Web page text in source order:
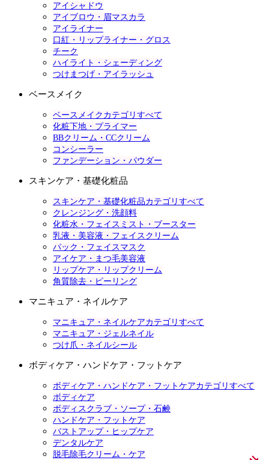
アイシャドウ
アイブロウ・眉マスカラ
アイライナー
口紅・リップライナー・グロス
チーク
ハイライト・シェーディング
つけまつげ・アイラッシュ
ベースメイク
ベースメイクカテゴリすべて
化粧下地・プライマー
BBクリーム・CCクリーム
コンシーラー
ファンデーション・パウダー
スキンケア・基礎化粧品
スキンケア・基礎化粧品カテゴリすべて
クレンジング・洗顔料
化粧水・フェイスミスト・ブースター
乳液・美容液・フェイスクリーム
パック・フェイスマスク
アイケア・まつ毛美容液
リップケア・リップクリーム
角質除去・ピーリング
マニキュア・ネイルケア
マニキュア・ネイルケアカテゴリすべて
マニキュア・ジェルネイル
つけ爪・ネイルシール
ボディケア・ハンドケア・フットケア
ボディケア・ハンドケア・フットケアカテゴリすべて
ボディケア
ボディスクラブ・ソープ・石鹸
ハンドケア・フットケア
バストアップ・ヒップケア
デンタルケア
脱毛除毛クリーム・ケア